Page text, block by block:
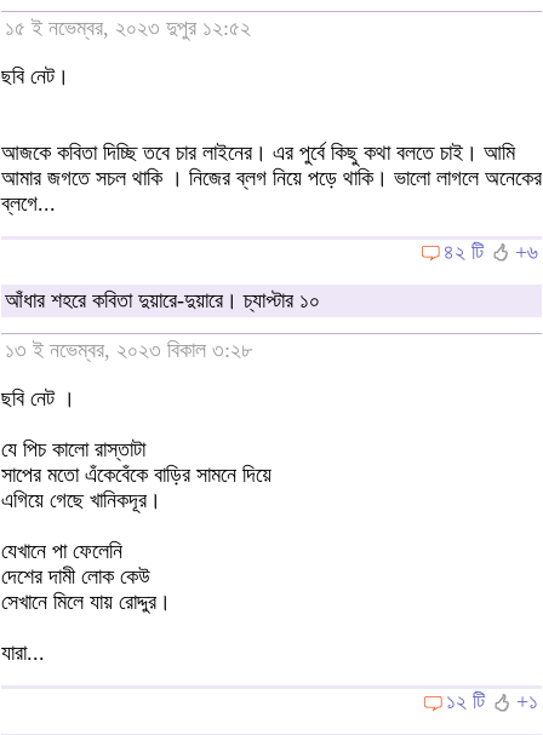
১৫ ই নভেম্বর, ২০২৩ দুপুর ১২:৫২
ছবি নেট।
আজকে কবিতা দিচ্ছি তবে চার লাইনের। এর পুর্বে কিছু কথা বলতে চাই। আমি
আমার জগতে সচল থাকি । নিজের ব্লগ নিয়ে পড়ে থাকি। ভালো লাগলে অনেকের
ব্লগে...
৪২ টি
+৬
আঁধার শহরে কবিতা দুয়ারে-দুয়ারে। চ্যাপ্টার ১০
১৩ ই নভেম্বর, ২০২৩ বিকাল ৩:২৮
ছবি নেট ।
যে পিচ কালো রাস্তাটা
সাপের মতো এঁকেবেঁকে বাড়ির সামনে দিয়ে
এগিয়ে গেছে খানিকদূর।
যেখানে পা ফেলেনি
দেশের দামী লোক কেউ
সেখানে মিলে যায় রোদ্দুর।
যারা...
১২ টি
+১